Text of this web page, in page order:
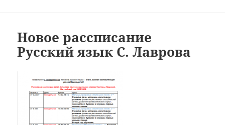
Новое рассписание
Русский язык С. Лаврова